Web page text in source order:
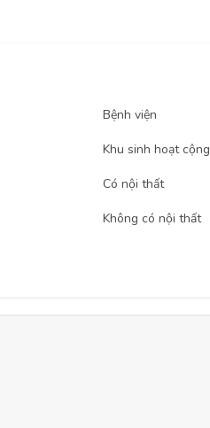
Bệnh viện
Khu sinh hoạt
Có nội thất
Không có nội thất